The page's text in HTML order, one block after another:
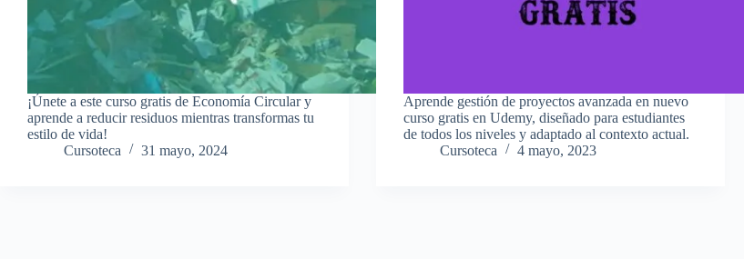
¡Únete a este curso gratis de Economía Circular y
aprende a reducir residuos mientras transformas tu
estilo de vida!
Cursoteca
31 mayo, 2024
Aprende gestión de proyectos avanzada en nuevo
curso gratis en Udemy, diseñado para estudiantes
de todos los niveles y adaptado al contexto actual.
Cursoteca
4 mayo, 2023